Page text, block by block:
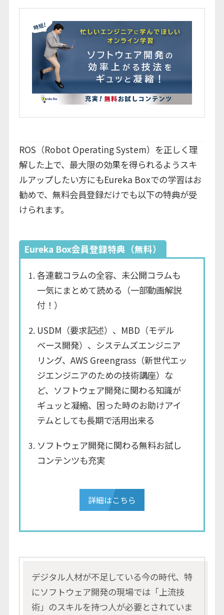
ROS（Robot Operating System）を正しく理
解した上で、 最大限の効果を得られるようスキ
ルアップしたい方にもEureka Boxでの学習はお
勧めで、無料会員登録だけでも以下の特典が受
けられます。
Eureka Box会員登録特典（無料）
各連載コラムの全容、未公開コラムも
一気にまとめて読める（一部動画解説
付！）
USDM（要求記述）、MBD（モデル
ベース開発）、システムズエンジニア
リング、AWS Greengrass（新世代エッ
ジエンジニアのための技術講座）な
ど、ソフトウェア開発に関わる知識が
ギュッと凝縮、困った時のお助けアイ
テムとしても長期で活用出来る
ソフトウェア開発に関わる無料お試し
コンテンツも充実
詳細はこちら
デジタル人材が不足している今の時代、特
にソフトウェア開発の現場では「上流技
術」のスキルを持つ人が必要とされていま